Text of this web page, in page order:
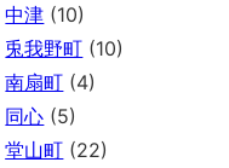
中津 (10)
兎我野町 (10)
南扇町 (4)
同心 (5)
堂山町 (22)